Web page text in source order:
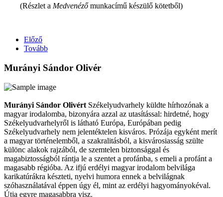
(Részlet a Medvenézőmunkacímű készülő kötetből)
Előző
Tovább
Murányi Sándor Olivér
Murányi Sándor Olivért Székelyudvarhely küldte hírhozónak a
magyar irodalomba, bizonyára azzal az utasítással: hirdetné, hogy
Székelyudvarhelyről is látható Európa, Európában pedig
Székelyudvarhely nem jelentéktelen kisváros. Prózája egyként merít
a magyar történelemből, a szakralitásból, a kisvárosiasság szülte
különc alakok rajzából, de szemtelen biztonsággal és
magabiztosságból rántja le a szentet a profánba, s emeli a profánt a
magasabb régióba. Az ifjú erdélyi magyar irodalom belvilága
karikatúrákra készteti, nyelvi humora ennek a belvilágnak
szóhasználatával éppen úgy él, mint az erdélyi hagyományokéval.
Útja egyre magasabbra visz.